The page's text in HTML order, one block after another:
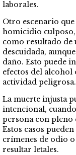
laborales.
Otro escenario
homicidio culposo,
como resultado de
descuidada,
daño. Esto puede
efectos del alcohol
actividad peligrosa.
La muerte injusta
intencional,
persona con
Estos casos
crímenes de odio o
resultar letales.